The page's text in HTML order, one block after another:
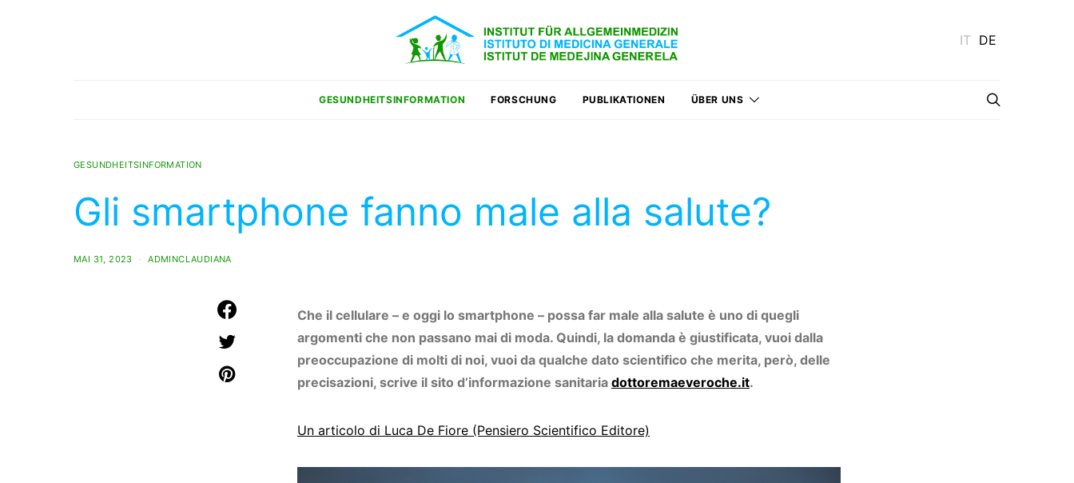
IT DE
GESUNDHEITSINFORMATION FORSCHUNG PUBLIKATIONEN ÜBER UNS
GESUNDHEITSINFORMATION
Gli smartphone fanno male alla salute?
MAI 31, 2023 ADMINCLAUDIANA
Che il cellulare – e oggi lo smartphone – possa far male alla salute è uno di quegli
argomenti che non passano mai di moda. Quindi, la domanda è giustificata, vuoi dalla
preoccupazione di molti di noi, vuoi da qualche dato scientifico che merita, però, delle
precisazioni, scrive il sito d’informazione sanitaria dottoremaeveroche.it.
Un articolo di Luca De Fiore (Pensiero Scientifico Editore)